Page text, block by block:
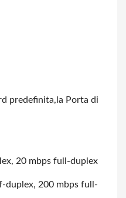
predefinita,la Porta di
20 mbps full-duplex
duplex, 200 mbps full-